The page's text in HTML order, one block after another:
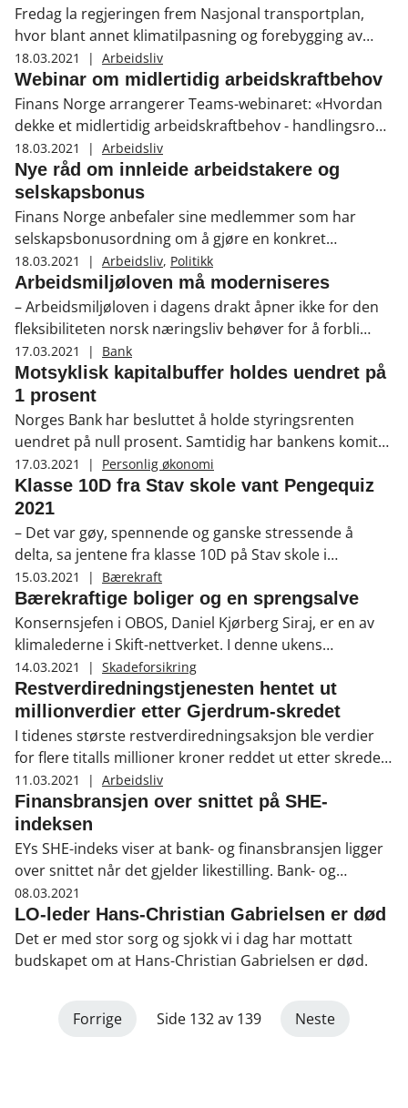
Fredag la regjeringen frem Nasjonal transportplan,
hvor blant annet klimatilpasning og forebygging av
uønskede naturhendelser løftes frem.
18.03.2021 | Arbeidsliv
Webinar om midlertidig arbeidskraftbehov
Finans Norge arrangerer Teams-webinaret: «Hvordan
dekke et midlertidig arbeidskraftbehov - handlingsrom
og praktiske tips» 26. mars. Alle medlemsbedriftenes
HR-kontakter får invitasjon, men det er også mulighet
for ledere med personalansvar å melde sin interesse
for deltakelse. Webinaret er for Finans Norges
arbeidsgivermedlemmer.
18.03.2021 | Arbeidsliv
Nye råd om innleide arbeidstakere og
selskapsbonus
Finans Norge anbefaler sine medlemmer som har
selskapsbonusordning om å gjøre en konkret
vurdering av om denne er å anse som vederlag for
arbeid. Bakgrunnen er en Høyesterettsdom som kom i
november i fjor der to innleide arbeidstakere fikk
medhold i at de også hadde rett til selskapsbonus.
18.03.2021 | Arbeidsliv, Politikk
Arbeidsmiljøloven må moderniseres
– Arbeidsmiljøloven i dagens drakt åpner ikke for den
fleksibiliteten norsk næringsliv behøver for å forbli
konkurransedyktig, sier arbeidslivsdirektør Runa Opdal
Kerr i Finans Norge. Denne uken har Finans Norge
derfor hatt diskusjoner om behovet for endringer med
Venstre, og gitt innspill til et Dokument 8-forslag fra
fire FrP-politikere om modernisering av loven.
17.03.2021 | Bank
Motsyklisk kapitalbuffer holdes uendret på
1 prosent
Norges Bank har besluttet å holde styringsrenten
uendret på null prosent. Samtidig har bankens komité
for pengepolitikk og finansiell stabilitet gitt råd om å
holde motsyklisk bufferkrav uendret på 1 prosent.
17.03.2021 | Personlig økonomi
Klasse 10D fra Stav skole vant Pengequiz
2021
– Det var gøy, spennende og ganske stressende å
delta, sa jentene fra klasse 10D på Stav skole i
Lillestrøm. De hadde fått ansvaret for å svare på vegne
av klassen sin under NM i Pengequiz som ble avholdt
onsdag 17. mars. Oppgaven klarte de med glans.
15.03.2021 | Bærekraft
Bærekraftige boliger og en sprengsalve
Konsernsjefen i OBOS, Daniel Kjørberg Siraj, er en av
klimalederne i Skift-nettverket. I denne ukens
Finanslunsj podkast forteller han hvordan OBOS
planlegger å bygge bærekraftige, klimavennlige og ikke
minst sosialt. Ulike modeller for eierskap skal gjøre at
alle skal kunne få eie sin egen bolig.
14.03.2021 | Skadeforsikring
Restverdiredningstjenesten hentet ut
millionverdier etter Gjerdrum-skredet
I tidenes største restverdiredningsaksjon ble verdier
for flere titalls millioner kroner reddet ut etter skredet i
Gjerdrum. Finans Norges restverdiredningstjeneste
(RVR), som forsikringsselskapene står bak, er sentral i
dette arbeidet.
11.03.2021 | Arbeidsliv
Finansbransjen over snittet på SHE-
indeksen
EYs SHE-indeks viser at bank- og finansbransjen ligger
over snittet når det gjelder likestilling. Bank- og
finansbransjens gjennomsnittscore er 76 prosent,
mens snittet for alle er på 67 prosent. – Det gjøres mye
godt arbeid for å få bedre kjønnsbalanse i banker og
forsikringsselskaper rundt om i Norge, sier Finans
08.03.2021
LO-leder Hans-Christian Gabrielsen er død
Det er med stor sorg og sjokk vi i dag har mottatt
budskapet om at Hans-Christian Gabrielsen er død.
Forrige Side 132 av 139 Neste